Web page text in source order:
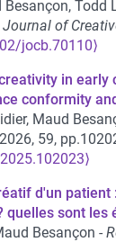
Todd
Journal of
jocb.70110⟩
in early
conformity
Maud
59,
d'un patient
quelles sont les
Besançon